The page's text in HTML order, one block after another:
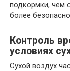
подкормки, чем
более
Контроль
условиях
Сухой воздух